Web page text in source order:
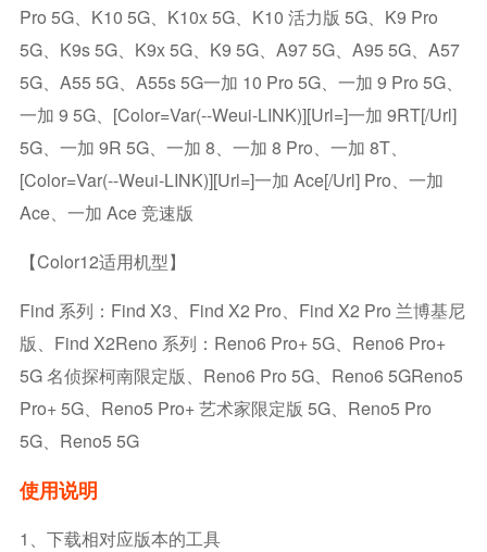
Pro 5G、K10 5G、K10x 5G、K10 活力版 5G、K9 Pro
5G、K9s 5G、K9x 5G、K9 5G、A97 5G、A95 5G、A57
5G、A55 5G、A55s 5G一加 10 Pro 5G、一加 9 Pro 5G、
一加 9 5G、[color=var(--weui-LINK)][url=]一加 9RT[/url]
5G、一加 9R 5G、一加 8、一加 8 Pro、一加 8T、
[color=var(--weui-LINK)][url=]一加 Ace[/url] Pro、一加
Ace、一加 Ace 竞速版
【Color12适用机型】
Find 系列：Find X3、Find X2 Pro、Find X2 Pro 兰博基尼
版、Find X2Reno 系列：Reno6 Pro+ 5G、Reno6 Pro+
5G 名侦探柯南限定版、Reno6 Pro 5G、Reno6 5GReno5
Pro+ 5G、Reno5 Pro+ 艺术家限定版 5G、Reno5 Pro
5G、Reno5 5G
使用说明
1、下载相对应版本的工具